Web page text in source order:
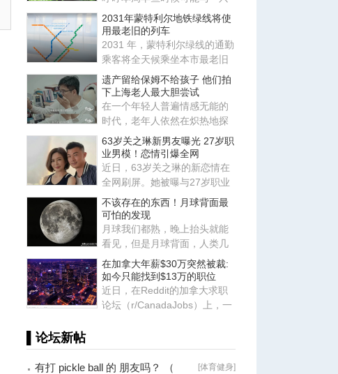
日本猕猴发生过肢体接触的游
客
2031年蒙特利尔地铁绿线将使
用最老旧的列车
2031 年，蒙特利尔绿线的通勤
乘客将全天候乘坐本市最老旧
的地铁列车，因为蒙特利尔交
遗产留给保姆不给孩子 他们拍
下上海老人最大胆尝试
在一个年轻人普遍情感无能的
时代，老年人依然在炽热地探
索各种关系，他们鲜活的一面
也
63岁关之琳新男友曝光 27岁职
业男模！恋情引爆全网
近日，63岁关之琳的新恋情在
全网刷屏。她被曝与27岁职业
男模Johan相恋，两人有着惊
人
不该存在的东西！月球背面最
可怕的发现
月球我们都熟，晚上抬头就能
看见，但是月球背面，人类几
千年来从来没见过，因为月球
被
在加拿大年薪$30万突然被裁:
如今只能找到$13万的职位
近日，在Reddit的加拿大求职
论坛（r/CanadaJobs）上，一
▌论坛新帖
[体育健身]
有打 pickle ball 的 朋友吗？ （